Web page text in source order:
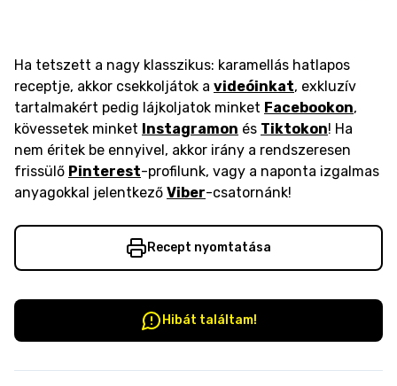
Ha tetszett a nagy klasszikus: karamellás hatlapos
receptje, akkor csekkoljátok a videóinkat, exkluzív
tartalmakért pedig lájkoljatok minket Facebookon,
kövessetek minket Instagramon és Tiktokon! Ha
nem éritek be ennyivel, akkor irány a rendszeresen
frissülő Pinterest-profilunk, vagy a naponta izgalmas
anyagokkal jelentkező Viber-csatornánk!
Recept nyomtatása
Hibát találtam!